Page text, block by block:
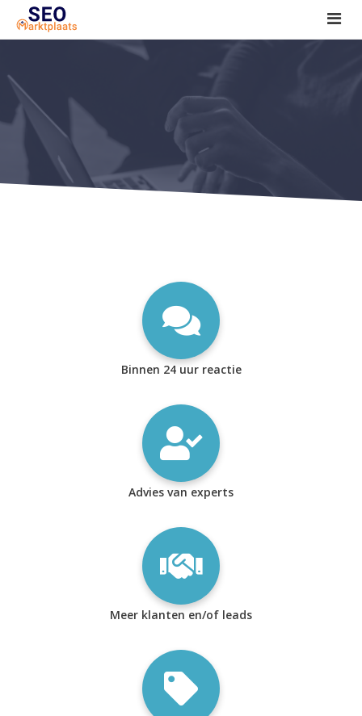
SEO tools reviews
Marketeer bij jou in de buurt?
Offerte
1. Seo voor beginners +
2. Onderzoeken +
Binnen 24 uur reactie
Advies van experts
Meer klanten en/of leads